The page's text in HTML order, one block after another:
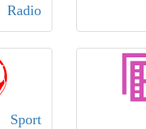
Radio
Sport